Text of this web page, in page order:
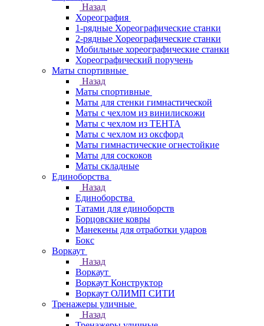
Назад
Хореография
1-рядные Хореографические станки
2-рядные Хореографические станки
Мобильные хореографические станки
Хореографический поручень
Маты спортивные
Назад
Маты спортивные
Маты для стенки гимнастической
Маты с чехлом из винилискожи
Маты с чехлом из ТЕНТА
Маты с чехлом из оксфорд
Маты гимнастические огнестойкие
Маты для соскоков
Маты складные
Единоборства
Назад
Единоборства
Татами для единоборств
Борцовские ковры
Манекены для отработки ударов
Бокс
Воркаут
Назад
Воркаут
Воркаут Конструктор
Воркаут ОЛИМП СИТИ
Тренажеры уличные
Назад